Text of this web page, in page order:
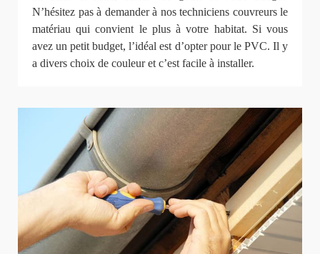
N’hésitez pas à demander à nos techniciens couvreurs le
matériau qui convient le plus à votre habitat. Si vous
avez un petit budget, l’idéal est d’opter pour le PVC. Il y
a divers choix de couleur et c’est facile à installer.